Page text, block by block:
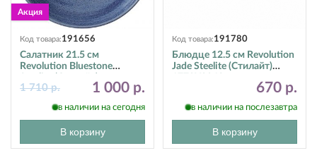
Код товара:191656
Салатник 21.5 см
Revolution Bluestone
17770570
1 000 р.
1 710 р.
в наличии на сегодня
В корзину
Код товара:191780
Блюдце 12.5 см Revolution
Jade Steelite (Стилайт)
670 р.
в наличии на послезавтра
В корзину